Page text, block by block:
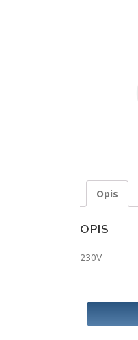
Opis
OPIS
230V